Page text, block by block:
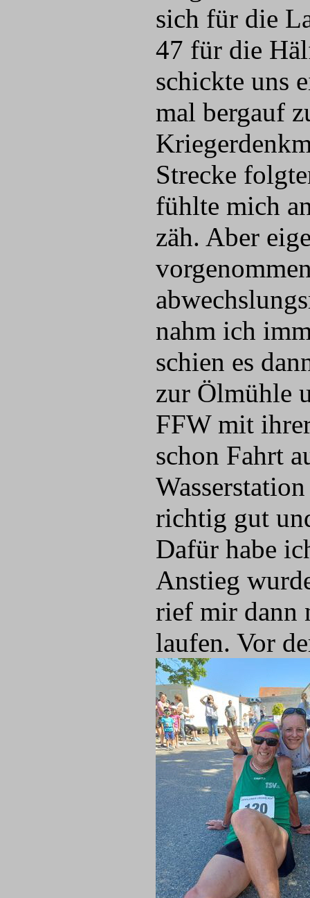
sich für die
47 für die
schickte uns
mal bergauf
Strecke
fühlte mich
zäh. Aber
nahm ich
schien es
zur Ölmühle
FFW mit
schon Fahrt
richtig gut
Dafür habe
Anstieg
rief mir dann
laufen. Vor